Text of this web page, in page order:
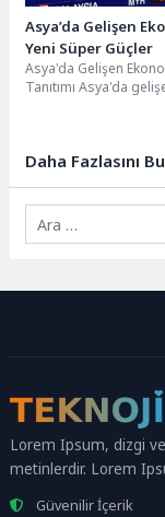
Asya’da Gelişen
Yeni Süper Güçler
Asya'da Gelişen
Tanıtımı Asya'da
Daha Fazlasını
Lorem Ipsum, dizgi ve
metinlerdir. Lorem
Güvenilir İçerik